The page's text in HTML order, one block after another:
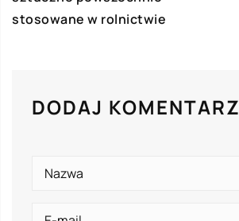
stosowane w rolnictwie
DODAJ KOMENTARZ